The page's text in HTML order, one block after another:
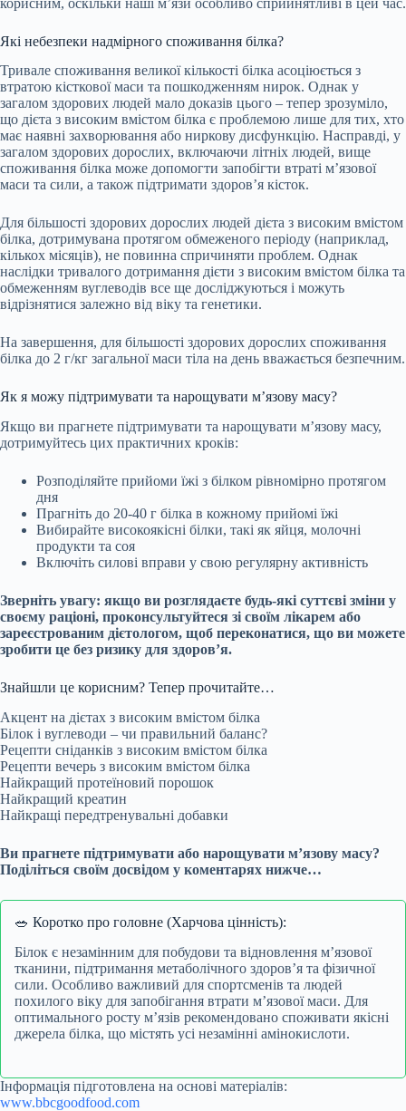
Які небезпеки надмірного споживання білка?
Тривале споживання великої кількості білка асоціюється з
втратою кісткової маси та пошкодженням нирок. Однак у
загалом здорових людей мало доказів цього – тепер зрозуміло,
що дієта з високим вмістом білка є проблемою лише для тих, хто
має наявні захворювання або ниркову дисфункцію. Насправді, у
загалом здорових дорослих, включаючи літніх людей, вище
споживання білка може допомогти запобігти втраті м’язової
маси та сили, а також підтримати здоров’я кісток.
Для більшості здорових дорослих людей дієта з високим вмістом
білка, дотримувана протягом обмеженого періоду (наприклад,
кількох місяців), не повинна спричиняти проблем. Однак
наслідки тривалого дотримання дієти з високим вмістом білка та
обмеженням вуглеводів все ще досліджуються і можуть
відрізнятися залежно від віку та генетики.
На завершення, для більшості здорових дорослих споживання
білка до 2 г/кг загальної маси тіла на день вважається безпечним.
Як я можу підтримувати та нарощувати м’язову масу?
Якщо ви прагнете підтримувати та нарощувати м’язову масу,
дотримуйтесь цих практичних кроків:
Розподіляйте прийоми їжі з білком рівномірно протягом
дня
Прагніть до 20-40 г білка в кожному прийомі їжі
Вибирайте високоякісні білки, такі як яйця, молочні
продукти та соя
Включіть силові вправи у свою регулярну активність
Зверніть увагу: якщо ви розглядаєте будь-які суттєві зміни у
своєму раціоні, проконсультуйтеся зі своїм лікарем або
зареєстрованим дієтологом, щоб переконатися, що ви можете
зробити це без ризику для здоров’я.
Знайшли це корисним? Тепер прочитайте…
Акцент на дієтах з високим вмістом білка
Білок і вуглеводи – чи правильний баланс?
Рецепти сніданків з високим вмістом білка
Рецепти вечерь з високим вмістом білка
Найкращий протеїновий порошок
Найкращий креатин
Найкращі передтренувальні добавки
Ви прагнете підтримувати або нарощувати м’язову масу?
Поділіться своїм досвідом у коментарях нижче…
🥗 Коротко про головне (Харчова цінність):
Білок є незамінним для побудови та відновлення м’язової
тканини, підтримання метаболічного здоров’я та фізичної
сили. Особливо важливий для спортсменів та людей
похилого віку для запобігання втрати м’язової маси. Для
оптимального росту м’язів рекомендовано споживати якісні
джерела білка, що містять усі незамінні амінокислоти.
Інформація підготовлена на основі матеріалів:
www.bbcgoodfood.com